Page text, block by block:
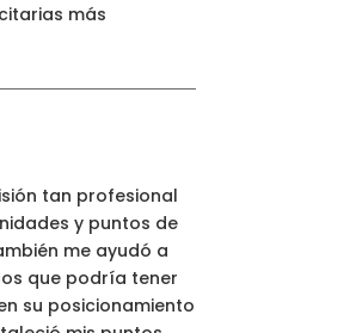
más
tan profesional
y puntos de
me ayudó a
que podría tener
su posicionamiento